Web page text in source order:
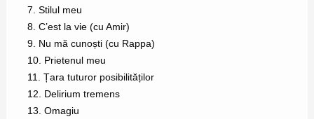
7. Stilul meu
8. C’est la vie (cu Amir)
9. Nu mă cunoști (cu Rappa)
10. Prietenul meu
11. Țara tuturor posibilităților
12. Delirium tremens
13. Omagiu